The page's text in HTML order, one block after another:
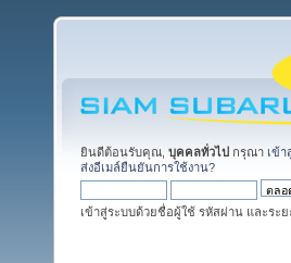
ยินดีต้อนรับคุณ, บุคคลทั่วไป กรุณา เข้า
ส่งอีเมล์ยืนยันการใช้งาน?
เข้าสู่ระบบด้วยชื่อผู้ใช้ รหัสผ่าน และระย